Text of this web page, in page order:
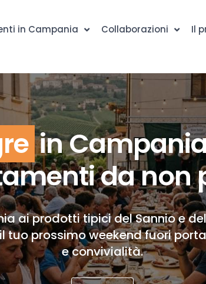
in Campania Collaborazioni Il
in
da non
ai prodotti tipici del Sannio e
tuo prossimo weekend fuori
e convivialità.